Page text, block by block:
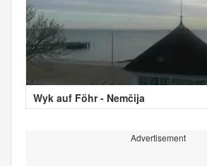
Wyk auf Föhr - Nemčija
Advertisement